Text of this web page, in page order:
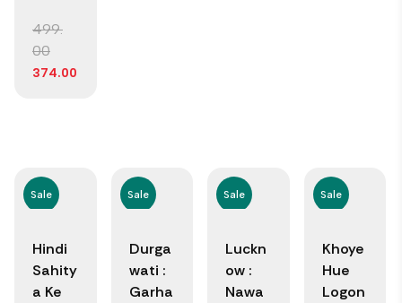
499.
00
374.00
Sale
Hindi
Sahity
a Ke
Sale
Durga
wati :
Garha
Sale
Luckn
ow :
Nawa
Sale
Khoye
Hue
Logon